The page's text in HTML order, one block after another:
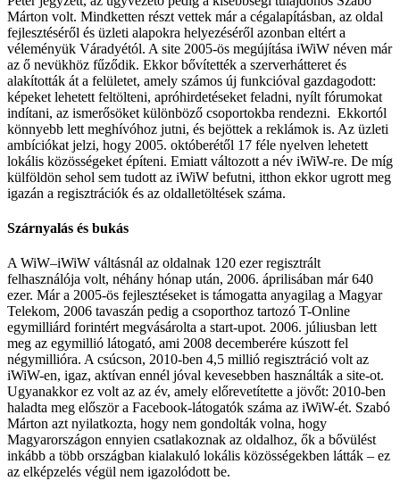
Márton volt. Mindketten részt vettek már a cégalapításban, az oldal
fejlesztéséről és üzleti alapokra helyezéséről azonban eltért a
véleményük Váradyétól. A site 2005-ös megújítása iWiW néven már
az ő nevükhöz fűződik. Ekkor bővítették a szerverhátteret és
alakították át a felületet, amely számos új funkcióval gazdagodott:
képeket lehetett feltölteni, apróhirdetéseket feladni, nyílt fórumokat
indítani, az ismerősöket különböző csoportokba rendezni. Ekkortól
könnyebb lett meghívóhoz jutni, és bejöttek a reklámok is. Az üzleti
ambíciókat jelzi, hogy 2005. októberétől 17 féle nyelven lehetett
lokális közösségeket építeni. Emiatt változott a név iWiW-re. De míg
külföldön sehol sem tudott az iWiW befutni, itthon ekkor ugrott meg
igazán a regisztrációk és az oldalletöltések száma.
Szárnyalás és bukás
A WiW–iWiW váltásnál az oldalnak 120 ezer regisztrált
felhasználója volt, néhány hónap után, 2006. áprilisában már 640
ezer. Már a 2005-ös fejlesztéseket is támogatta anyagilag a Magyar
Telekom, 2006 tavaszán pedig a csoporthoz tartozó T-Online
egymilliárd forintért megvásárolta a start-upot. 2006. júliusban lett
meg az egymillió látogató, ami 2008 decemberére kúszott fel
négymillióra. A csúcson, 2010-ben 4,5 millió regisztráció volt az
iWiW-en, igaz, aktívan ennél jóval kevesebben használták a site-ot.
Ugyanakkor ez volt az az év, amely előrevetítette a jövőt: 2010-ben
haladta meg először a Facebook-látogatók száma az iWiW-ét. Szabó
Márton azt nyilatkozta, hogy nem gondolták volna, hogy
Magyarországon ennyien csatlakoznak az oldalhoz, ők a bővülést
inkább a több országban kialakuló lokális közösségekben látták – ez
az elképzelés végül nem igazolódott be.